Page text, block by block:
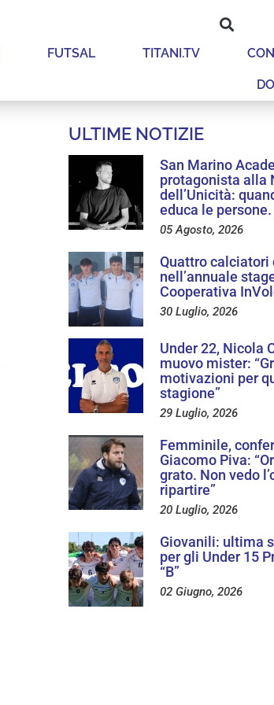
FUTSAL TITANI.TV
ULTIME NOTIZIE
San Marino
protagonista alla
dell’Unicità:
educa le persone.
05 Agosto, 2026
Quattro calciatori
nell’annuale
Cooperativa
30 Luglio, 2026
Under 22, Nicola
muovo mister:
motivazioni per
stagione”
29 Luglio, 2026
Femminile,
Giacomo Piva:
grato. Non vedo
ripartire”
20 Luglio, 2026
Giovanili: ultima
per gli Under 15
“B”
02 Giugno, 2026